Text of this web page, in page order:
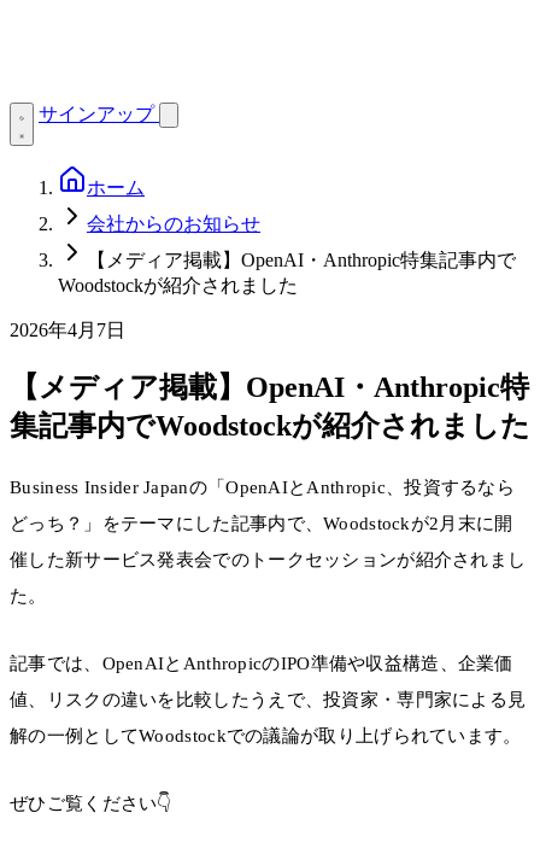
サインアップ
ホーム
会社からのお知らせ
【メディア掲載】OpenAI・Anthropic特集記事内で
Woodstockが紹介されました
2026年4月7日
【メディア掲載】OpenAI・Anthropic特
集記事内でWoodstockが紹介されました
Business Insider Japanの「OpenAIとAnthropic、投資するなら
どっち？」をテーマにした記事内で、Woodstockが2月末に開
催した新サービス発表会でのトークセッションが紹介されまし
た。
記事では、OpenAIとAnthropicのIPO準備や収益構造、企業価
値、リスクの違いを比較したうえで、投資家・専門家による見
解の一例としてWoodstockでの議論が取り上げられています。
ぜひご覧ください👇